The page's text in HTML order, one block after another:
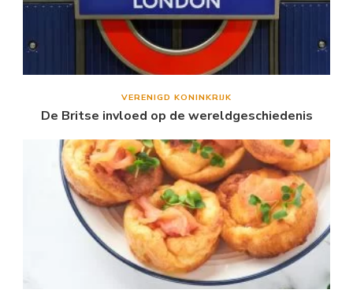
VERENIGD KONINKRIJK
De Britse invloed op de wereldgeschiedenis